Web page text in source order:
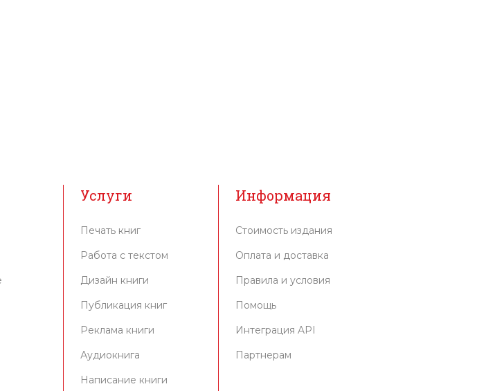
Услуги
Печать книг
Работа с текстом
Дизайн книги
Публикация книг
Реклама книги
Аудиокнига
Написание книги
Информация
Стоимость издания
Оплата и доставка
Правила и условия
Помощь
Интеграция API
Партнерам